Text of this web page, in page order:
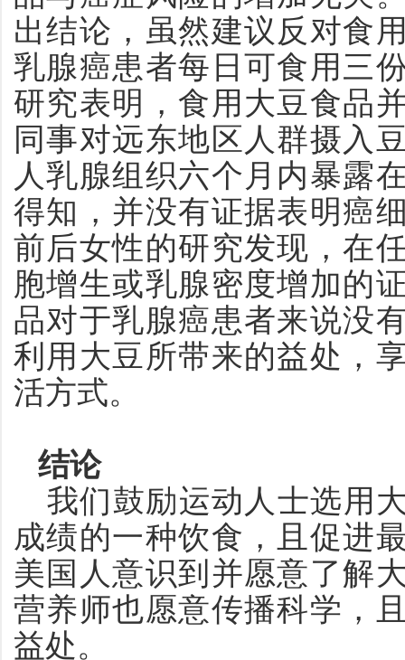
出结论，虽然建议反对食
乳腺癌患者每日可食用三
研究表明，食用大豆食品
同事对远东地区人群摄入
人乳腺组织六个月内暴露
得知，并没有证据表明癌
前后女性的研究发现，在
胞增生或乳腺密度增加的
品对于乳腺癌患者来说没
利用大豆所带来的益处，
活方式。
结论
我们鼓励运动人士选用
成绩的一种饮食，且促进
美国人意识到并愿意了解
营养师也愿意传播科学，
益处。